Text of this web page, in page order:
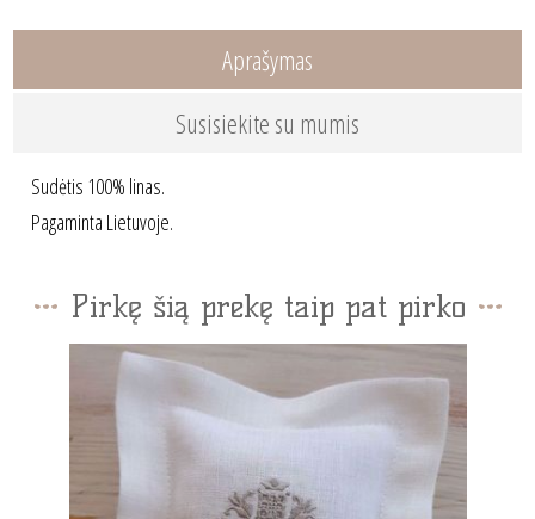
Aprašymas
Susisiekite su mumis
Sudėtis 100% linas.
Pagaminta Lietuvoje.
Pirkę šią prekę taip pat pirko